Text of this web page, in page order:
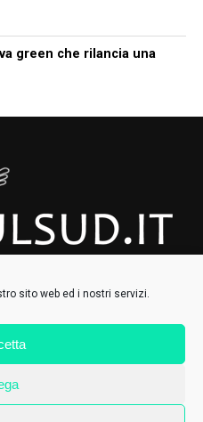
sito web ed i nostri servizi.
green che rilancia una